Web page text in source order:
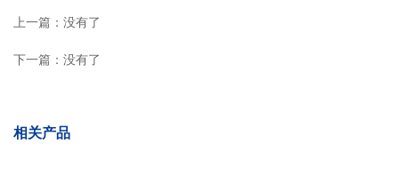
上一篇：没有了
下一篇：没有了
相关产品